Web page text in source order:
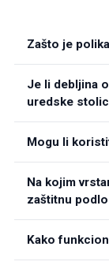
Zašto je
Je li debljina
uredske
Mogu li
Na kojim
zaštitnu
Kako